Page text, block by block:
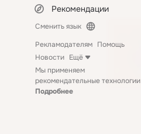
Рекомендации
Сменить язык
Рекламодателям Помощь
Новости Ещё
Мы применяем
рекомендательные технологии
Подробнее